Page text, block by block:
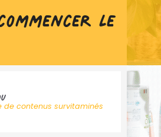
le
de contenus survitaminés